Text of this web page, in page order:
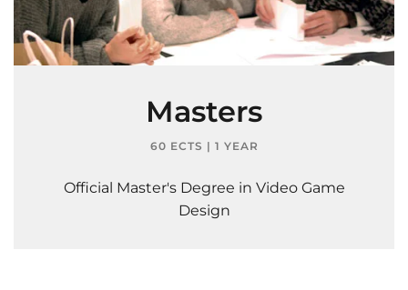
Masters
60 ECTS | 1 YEAR
Official Master's Degree in Video Game
Design